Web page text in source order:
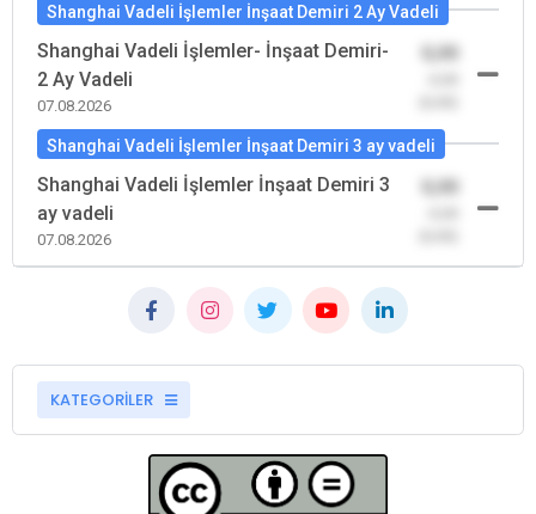
Shanghai Vadeli İşlemler İnşaat Demiri 2 Ay Vadeli
Shanghai Vadeli İşlemler- İnşaat Demiri-
2 Ay Vadeli
07.08.2026
Shanghai Vadeli İşlemler İnşaat Demiri 3 ay vadeli
Shanghai Vadeli İşlemler İnşaat Demiri 3
ay vadeli
07.08.2026
KATEGORİLER